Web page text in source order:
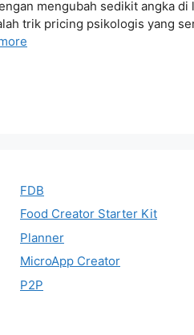
mengubah sedikit angka di
trik pricing psikologis yang
FDB
Food Creator Starter Kit
Planner
MicroApp Creator
P2P